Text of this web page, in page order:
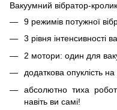
Вакуумний вібратор-
9 режимів потужної
3 рівня інтенсивності
2 мотори: один для
додаткова опуклість
абсолютно тиха
навіть ви самі!